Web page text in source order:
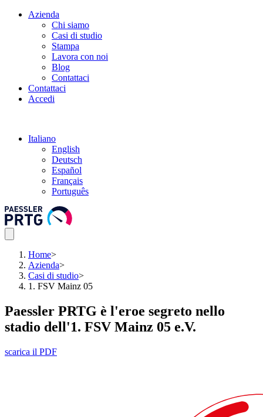
Azienda
Chi siamo
Casi di studio
Stampa
Lavora con noi
Blog
Contattaci
Contattaci
Accedi
Italiano
English
Deutsch
Español
Français
Português
Home>
Azienda>
Casi di studio>
1. FSV Mainz 05
Paessler PRTG è l'eroe segreto nello
stadio dell'1. FSV Mainz 05 e.V.
scarica il PDF